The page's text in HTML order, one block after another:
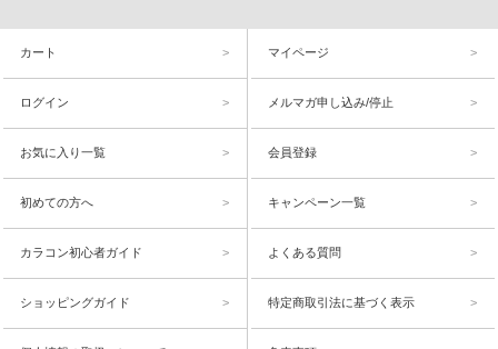
カート マイページ
ログイン メルマガ申し込み/停止
お気に入り一覧 会員登録
初めての方へ キャンペーン一覧
カラコン初心者ガイド よくある質問
ショッピングガイド 特定商取引法に基づく表示